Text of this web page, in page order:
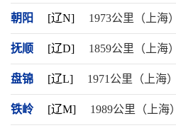
朝阳 [辽N] 1973公里（上海）
抚顺 [辽D] 1859公里（上海）
盘锦 [辽L] 1971公里（上海）
铁岭 [辽M] 1989公里（上海）